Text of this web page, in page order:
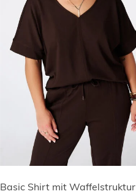
Basic Shirt mit Waffelstruktur